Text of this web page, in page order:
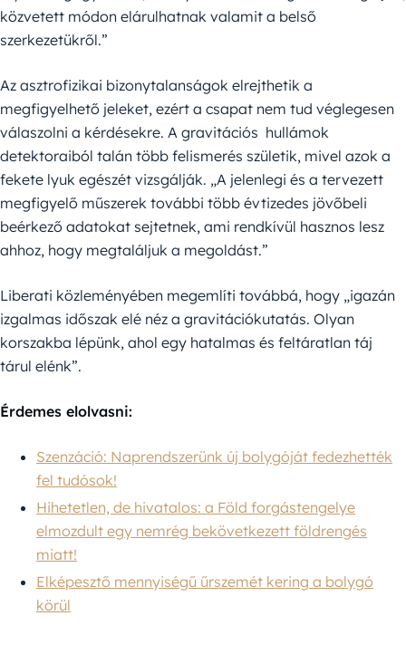
közvetett módon elárulhatnak valamit a belső
szerkezetükről.”
Az asztrofizikai bizonytalanságok elrejthetik a
megfigyelhető jeleket, ezért a csapat nem tud véglegesen
válaszolni a kérdésekre. A gravitációs hullámok
detektoraiból talán több felismerés születik, mivel azok a
fekete lyuk egészét vizsgálják. „A jelenlegi és a tervezett
megfigyelő műszerek további több évtizedes jövőbeli
beérkező adatokat sejtetnek, ami rendkívül hasznos lesz
ahhoz, hogy megtaláljuk a megoldást.”
Liberati közleményében megemlíti továbbá, hogy „igazán
izgalmas időszak elé néz a gravitációkutatás. Olyan
korszakba lépünk, ahol egy hatalmas és feltáratlan táj
tárul elénk”.
Érdemes elolvasni:
Szenzáció: Naprendszerünk új bolygóját fedezhették
fel tudósok!
Hihetetlen, de hivatalos: a Föld forgástengelye
elmozdult egy nemrég bekövetkezett földrengés
miatt!
Elképesztő mennyiségű űrszemét kering a bolygó
körül